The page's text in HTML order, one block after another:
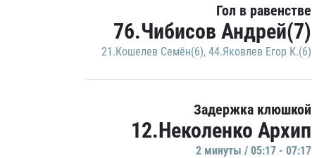
Гол в равенстве
76.Чибисов Андрей(7)
21.Кошелев Семён(6), 44.Яковлев Егор К.(6)
Задержка клюшкой
12.Неколенко Архип
2 минуты / 05:17 - 07:17